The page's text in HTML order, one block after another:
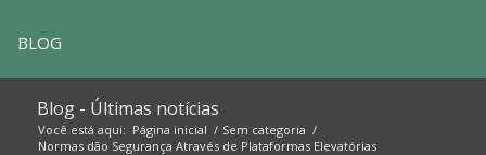
BLOG
Blog - Últimas notícias
Você está aqui: Página inicial / Sem categoria /
Normas dão Segurança Através de Plataformas Elevatórias